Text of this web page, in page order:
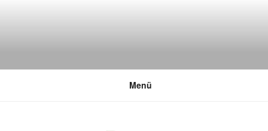
DEUTSCHE UMWELTSTIFTUNG
Menü